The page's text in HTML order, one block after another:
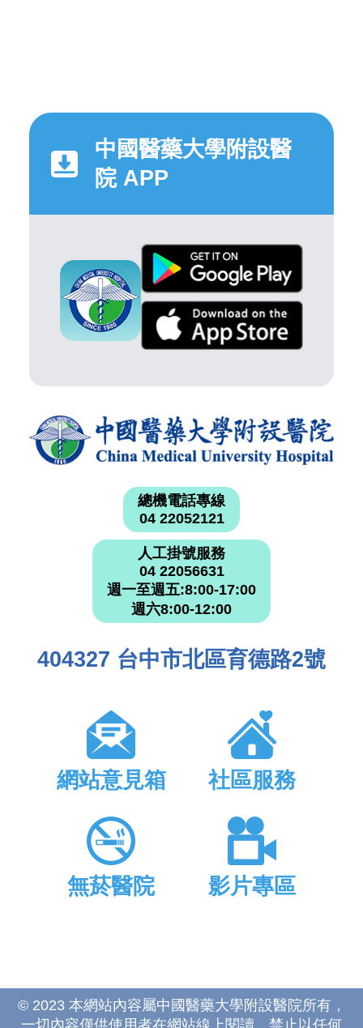
中國醫藥大學附設醫
院 APP
總機電話專線
04 22052121
人工掛號服務
04 22056631
週一至週五:8:00-17:00
週六8:00-12:00
404327 台中市北區育德路2號
網站意見箱 社區服務
無菸醫院 影片專區
© 2023 本網站內容屬中國醫藥大學附設醫院所有，